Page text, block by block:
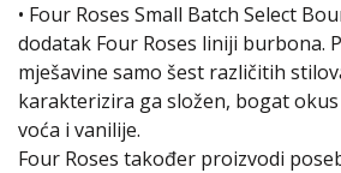
• Four Roses Small Batch Select
dodatak Four Roses liniji burbona.
mješavine samo šest različitih
karakterizira ga složen, bogat
voća i vanilije.
Four Roses također proizvodi